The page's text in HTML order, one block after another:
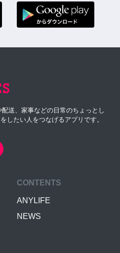
送、家事などの日常のちょっとし
したい人をつなげるアプリです。
CONTENTS
ANYLIFE
NEWS